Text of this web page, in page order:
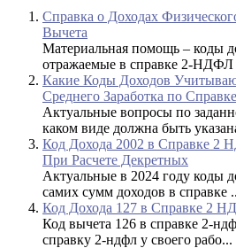
Справка о Доходах
Вычета
Материальная помощь – коды
отражаемые в справке 2-НДФЛ
Какие Коды Доходов
Среднего Заработка по
Актуальные вопросы по
каком виде должна быть
Код Дохода 2002 в Справке 2
При Расчете Декретных
Актуальные в 2024 году
самих сумм доходов в справке
Код Дохода 127 в Справке 2
Код вычета 126 в справке 2-
справку 2-ндфл у своего рабо...